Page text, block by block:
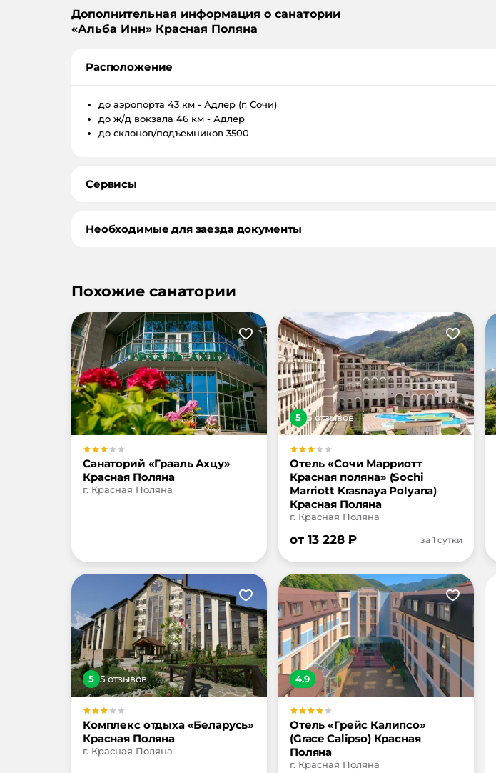
Дополнительная информация о санатории
«Альба Инн» Красная Поляна
Расположение
до аэропорта 43 км - Адлер (г. Сочи)
до ж/д вокзала 46 км - Адлер
до склонов/подъемников 3500
Сервисы
Необходимые для заезда документы
Похожие санатории
Санаторий «Грааль Ахцу»
Красная Поляна
г. Красная Поляна
5 5отзывов
Отель «Сочи Марриотт
Красная поляна» (Sochi
Marriott Krasnaya Polyana)
Красная Поляна
г. Красная Поляна
от 13 228₽ за 1 сутки
5 5отзывов
Комплекс отдыха «Беларусь»
Красная Поляна
г. Красная Поляна
4.9
Отель «Грейс Калипсо»
(Grace Calipso) Красная
Поляна
г. Красная Поляна